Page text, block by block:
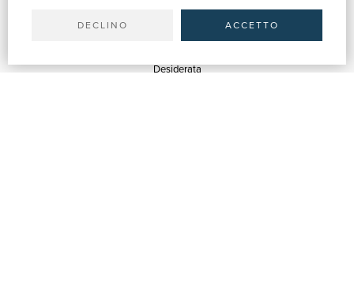
DECLINO ACCETTO
Spedizioni
Desiderata